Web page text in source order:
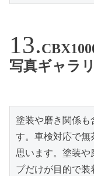
写真ギャラ
塗装や磨き関係も
す。車検対応で無
思います。塗装や
プだけが目的で